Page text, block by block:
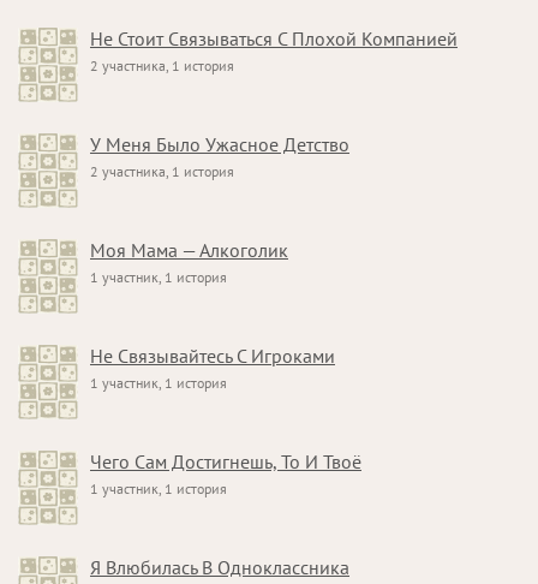
Не Стоит Связываться С Плохой Компанией
2 участника, 1 история
У Меня Было Ужасное Детство
2 участника, 1 история
Моя Мама — Алкоголик
1 участник, 1 история
Не Связывайтесь С Игроками
1 участник, 1 история
Чего Сам Достигнешь, То И Твоё
1 участник, 1 история
Я Влюбилась В Одноклассника